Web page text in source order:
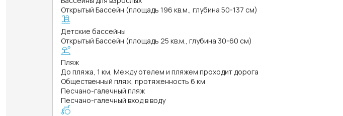
Открытый Бассейн (площадь 196 кв.м., глубина 50-137 см)
Детские бассейны
Открытый Бассейн (площадь 25 кв.м., глубина 30-60 см)
Пляж
До пляжа, 1 км, Между отелем и пляжем проходит дорога
Общественный пляж, протяженность 6 км
Песчано-галечный пляж
Песчано-галечный вход в воду